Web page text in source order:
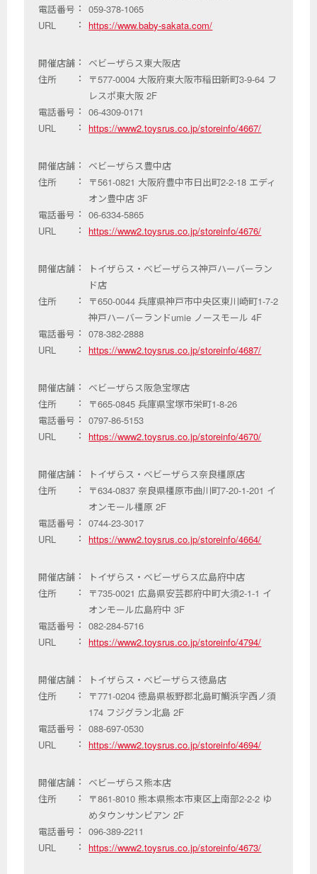
電話番号
059-378-1065
URL
https://www.baby-sakata.com/
開催店舗
ベビーザらス東大阪店
住所
〒577-0004 大阪府東大阪市稲田新町3-9-64 フ
レスポ東大阪 2F
電話番号
06-4309-0171
URL
https://www2.toysrus.co.jp/storeinfo/4667/
開催店舗
ベビーザらス豊中店
住所
〒561-0821 大阪府豊中市日出町2-2-18 エディ
オン豊中店 3F
電話番号
06-6334-5865
URL
https://www2.toysrus.co.jp/storeinfo/4676/
開催店舗
トイザらス・ベビーザらス神戸ハーバーラン
ド店
住所
〒650-0044 兵庫県神戸市中央区東川崎町1-7-2
神戸ハーバーランドumie ノースモール 4F
電話番号
078-382-2888
URL
https://www2.toysrus.co.jp/storeinfo/4687/
開催店舗
ベビーザらス阪急宝塚店
住所
〒665-0845 兵庫県宝塚市栄町1-8-26
電話番号
0797-86-5153
URL
https://www2.toysrus.co.jp/storeinfo/4670/
開催店舗
トイザらス・ベビーザらス奈良橿原店
住所
〒634-0837 奈良県橿原市曲川町7-20-1-201 イ
オンモール橿原 2F
電話番号
0744-23-3017
URL
https://www2.toysrus.co.jp/storeinfo/4664/
開催店舗
トイザらス・ベビーザらス広島府中店
住所
〒735-0021 広島県安芸郡府中町大須2-1-1 イ
オンモール広島府中 3F
電話番号
082-284-5716
URL
https://www2.toysrus.co.jp/storeinfo/4794/
開催店舗
トイザらス・ベビーザらス徳島店
住所
〒771-0204 徳島県板野郡北島町鯛浜字西ノ須
174 フジグラン北島 2F
電話番号
088-697-0530
URL
https://www2.toysrus.co.jp/storeinfo/4694/
開催店舗
ベビーザらス熊本店
住所
〒861-8010 熊本県熊本市東区上南部2-2-2 ゆ
めタウンサンピアン 2F
電話番号
096-389-2211
URL
https://www2.toysrus.co.jp/storeinfo/4673/